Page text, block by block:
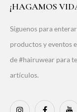
¡HAGAMOS
Síguenos para
productos y eventos
de #hairuwear para
artículos.